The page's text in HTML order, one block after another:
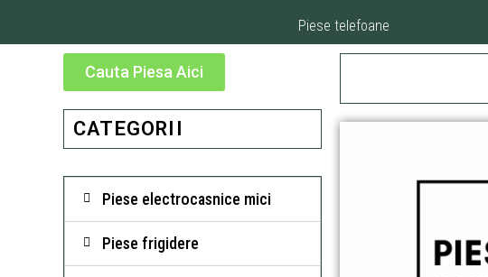
Piese telefoane
Cauta Piesa Aici
CATEGORII
Piese electrocasnice mici
Piese frigidere